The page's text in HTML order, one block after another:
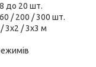
до 20 шт.
/ 200 / 300 шт.
3х2 / 3х3 м